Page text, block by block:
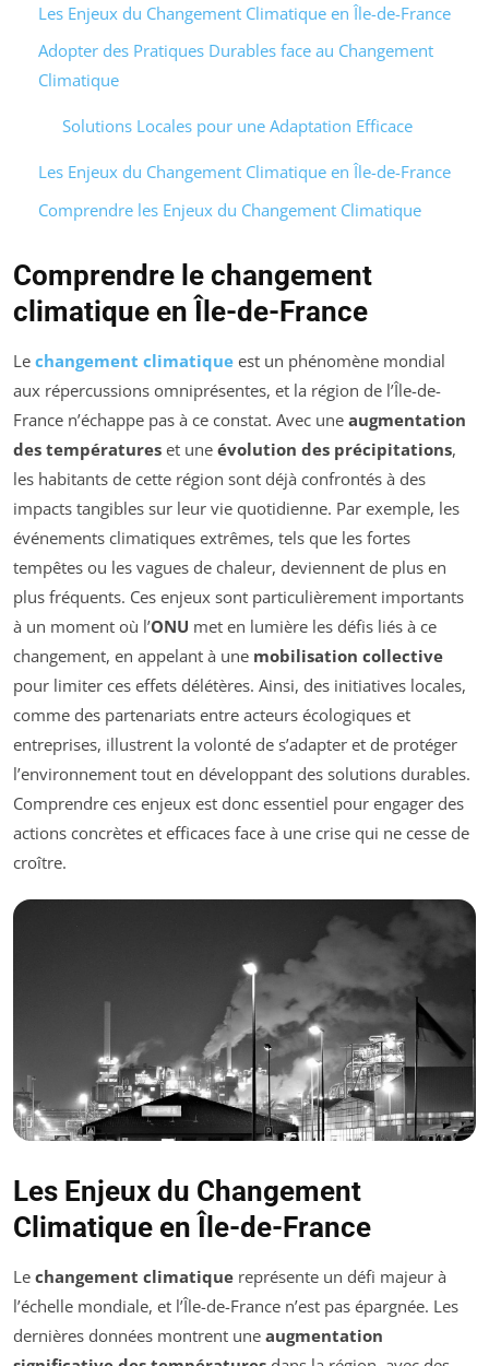
Les Enjeux du Changement Climatique en Île-de-France
Adopter des Pratiques Durables face au Changement
Climatique
Solutions Locales pour une Adaptation Efficace
Les Enjeux du Changement Climatique en Île-de-France
Comprendre les Enjeux du Changement Climatique
Comprendre le changement
climatique en Île-de-France
Le changement climatique est un phénomène mondial
aux répercussions omniprésentes, et la région de l’Île-de-
France n’échappe pas à ce constat. Avec une augmentation
des températures et une évolution des précipitations,
les habitants de cette région sont déjà confrontés à des
impacts tangibles sur leur vie quotidienne. Par exemple, les
événements climatiques extrêmes, tels que les fortes
tempêtes ou les vagues de chaleur, deviennent de plus en
plus fréquents. Ces enjeux sont particulièrement importants
à un moment où l’ONU met en lumière les défis liés à ce
changement, en appelant à une mobilisation collective
pour limiter ces effets délétères. Ainsi, des initiatives locales,
comme des partenariats entre acteurs écologiques et
entreprises, illustrent la volonté de s’adapter et de protéger
l’environnement tout en développant des solutions durables.
Comprendre ces enjeux est donc essentiel pour engager des
actions concrètes et efficaces face à une crise qui ne cesse de
croître.
Les Enjeux du Changement
Climatique en Île-de-France
Le changement climatique représente un défi majeur à
l’échelle mondiale, et l’Île-de-France n’est pas épargnée. Les
dernières données montrent une augmentation